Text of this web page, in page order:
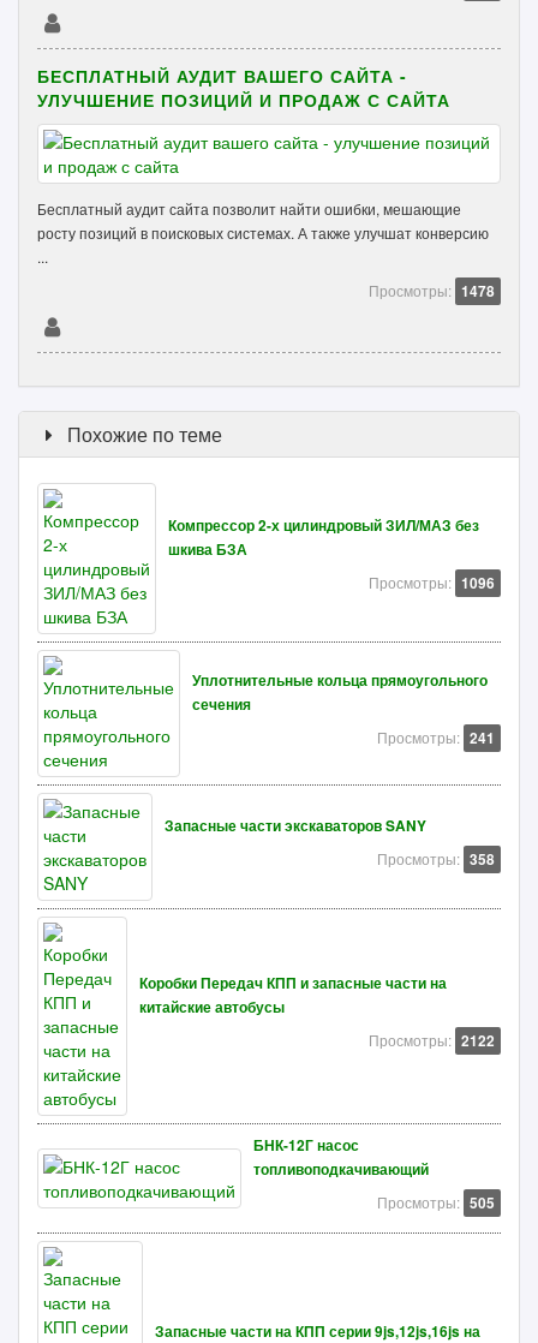
БЕСПЛАТНЫЙ АУДИТ ВАШЕГО САЙТА -
УЛУЧШЕНИЕ ПОЗИЦИЙ И ПРОДАЖ С САЙТА
Бесплатный аудит сайта позволит найти ошибки, мешающие
росту позиций в поисковых системах. А также улучшат конверсию
...
Просмотры: 1478
Похожие по теме
Компрессор 2-х цилиндровый ЗИЛ/МАЗ без
шкива БЗА
Просмотры: 1096
Уплотнительные кольца прямоугольного
сечения
Просмотры: 241
Запасные части экскаваторов SANY
Просмотры: 358
Коробки Передач КПП и запасные части на
китайские автобусы
Просмотры: 2122
БНК-12Г насос
топливоподкачивающий
Просмотры: 505
Запасные части на КПП серии 9js,12js,16js на